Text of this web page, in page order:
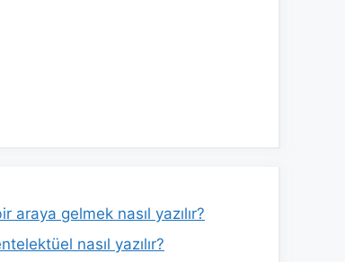
araya gelmek nasıl yazılır?
nasıl yazılır?